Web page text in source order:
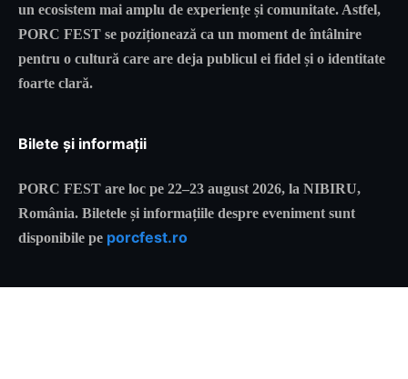
un ecosistem mai amplu de experiențe și comunitate. Astfel,
PORC FEST se poziționează ca un moment de întâlnire
pentru o cultură care are deja publicul ei fidel și o identitate
foarte clară.
Bilete și informații
PORC FEST are loc pe 22–23 august 2026, la NIBIRU,
România. Biletele și informațiile despre eveniment sunt
disponibile pe porcfest.ro